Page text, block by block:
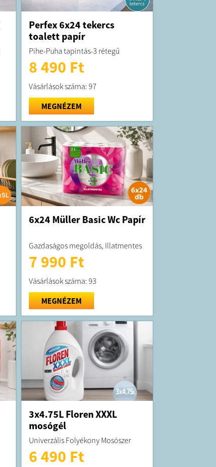
Perfex 6x24 tekercs
toalett papír
Pihe-Puha tapintás-3 rétegű
8 490 Ft
Vásárlások száma: 97
MEGNÉZEM
6x24 Müller Basic Wc Papír
Gazdaságos megoldás, Illatmentes
7 990 Ft
Vásárlások száma: 93
MEGNÉZEM
3x4.75L Floren XXXL
mosógél
Univerzális Folyékony Mosószer
6 490 Ft